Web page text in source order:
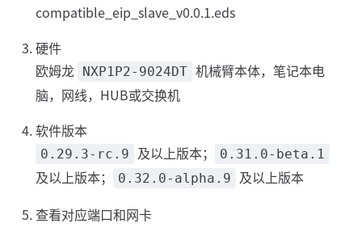
compatible_eip_slave_v0.0.1.eds
硬件
欧姆龙 NXP1P2-9024DT 机械臂本体，笔记本电
脑，网线，HUB或交换机
软件版本
0.29.3-rc.9 及以上版本； 0.31.0-beta.1
及以上版本； 0.32.0-alpha.9
及以上版本
查看对应端口和网卡